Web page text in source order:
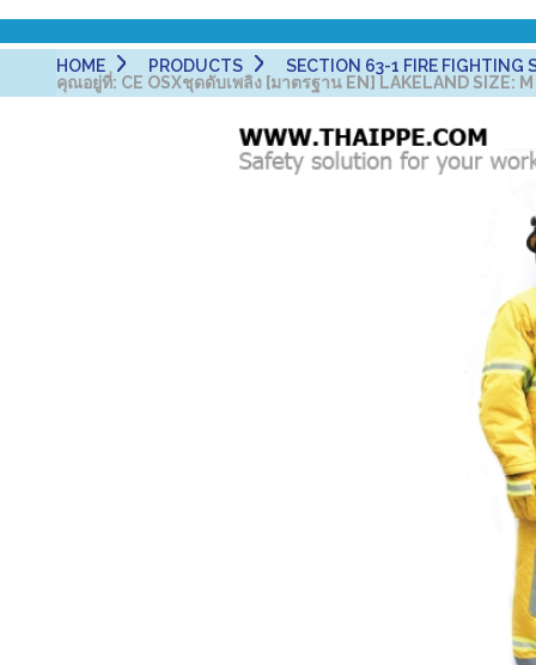
HOME PRODUCTS SECTION 63-1 FIRE
คุณอยู่ที่: CE OSXชุดดับเพลิง [มาตรฐาน EN] LAKELAND SIZE: M